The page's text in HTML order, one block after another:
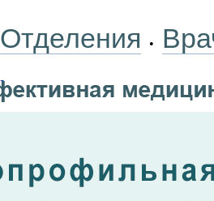
Отделения •